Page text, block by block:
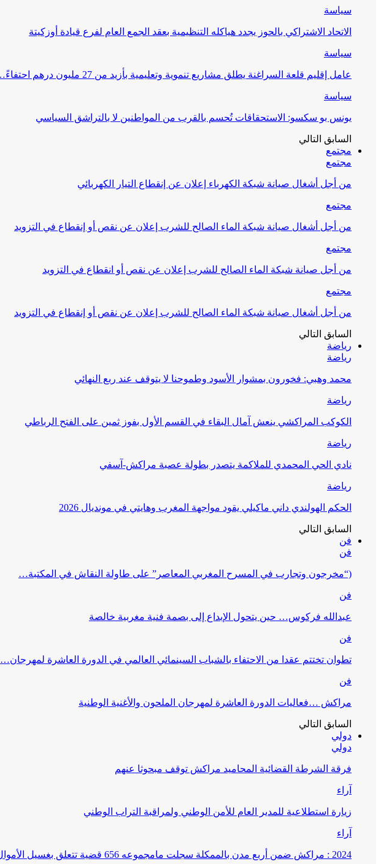
سياسة
الاتحاد الاشتراكي بالحوز يجدد هياكله التنظيمية بعقد الجمع العام لفرع قيادة أوزكيتة
سياسة
عامل إقليم قلعة السراغنة يطلق مشاريع تنموية وتعليمية بأزيد من 27 مليون درهم احتفاءً…
سياسة
يونس بو سكسو: الاستحقاقات تُحسم بالقرب من المواطنين لا بالتراشق السياسي
السابق التالي
مجتمع
مجتمع
من أجل أشغال صيانة شبكة الكهرباء إعلان عن إنقطاع التيار الكهربائي
مجتمع
من أجل أشغال صيانة شبكة الماء الصالح للشرب إعلان عن نقص أو إنقطاع في التزويد
مجتمع
من أجل صيانة شبكة الماء الصالح للشرب إعلان عن نقص أو انقطاع في التزويد
مجتمع
من أجل أشغال صيانة شبكة الماء الصالح للشرب إعلان عن نقص أو إنقطاع في التزويد
السابق التالي
رياضة
رياضة
محمد وهبي: فخورون بمشوار الأسود وطموحنا لا يتوقف عند ربع النهائي
رياضة
الكوكب المراكشي ينعش آمال البقاء في القسم الأول بفوز ثمين على الفتح الرباطي
رياضة
نادي الحي المحمدي للملاكمة يتصدر بطولة عصبة مراكش-آسفي
رياضة
الحكم الهولندي داني ماكيلي يقود مواجهة المغرب وهايتي في مونديال 2026
السابق التالي
فن
فن
(“مخرجون وتجارب في المسرح المغربي المعاصر” على طاولة النقاش في المكتبة…
فن
عبدالله فركوس… حين يتحول الإبداع إلى بصمة فنية مغربية خالصة
فن
تطوان تختتم عقدا من الاحتفاء بالشباب السينمائي العالمي في الدورة العاشرة لمهرجان…
فن
مراكش …فعاليات الدورة العاشرة لمهرجان الملحون والأغنية الوطنية
السابق التالي
دولي
دولي
فرقة الشرطة القضائية المحاميد مراكش توقف مبحوثا عنهم
آراء
زيارة استطلاعية للمدير العام للأمن الوطني ولمراقبة التراب الوطني
آراء
2024 : مراكش ضمن أربع مدن بالممكلة سجلت مامجموعه 656 قضية تتعلق بغسيل الأموال